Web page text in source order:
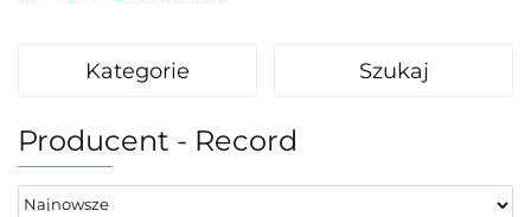
Kategorie Szukaj
Producent - Record